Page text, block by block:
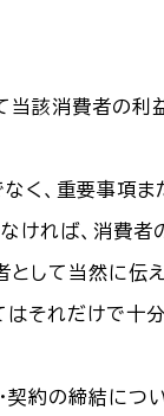
当該消費者の利
く、重要事項
ければ、消費者
として当然に伝
それだけで十分
契約の締結につ